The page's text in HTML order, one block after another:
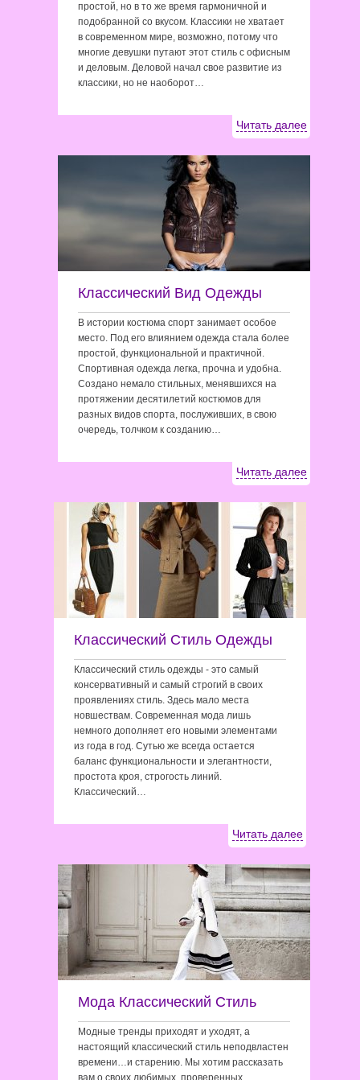
простой, но в то же время гармоничной и
подобранной со вкусом. Классики не хватает
в современном мире, возможно, потому что
многие девушки путают этот стиль с офисным
и деловым. Деловой начал свое развитие из
классики, но не наоборот…
Читать далее
Классический Вид Одежды
В истории костюма спорт занимает особое
место. Под его влиянием одежда стала более
простой, функциональной и практичной.
Спортивная одежда легка, прочна и удобна.
Создано немало стильных, менявшихся на
протяжении десятилетий костюмов для
разных видов спорта, послуживших, в свою
очередь, толчком к созданию…
Читать далее
Классический Стиль Одежды
Классический стиль одежды - это самый
консервативный и самый строгий в своих
проявлениях стиль. Здесь мало места
новшествам. Современная мода лишь
немного дополняет его новыми элементами
из года в год. Сутью же всегда остается
баланс функциональности и элегантности,
простота кроя, строгость линий.
Классический…
Читать далее
Мода Классический Стиль
Модные тренды приходят и уходят, а
настоящий классический стиль неподвластен
времени…и старению. Мы хотим рассказать
вам о своих любимых, проверенных